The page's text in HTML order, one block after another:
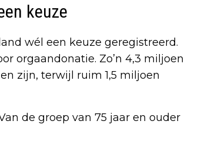
keuze
wél een keuze geregistreerd.
orgaandonatie. Zo’n 4,3 miljoen
zijn, terwijl ruim 1,5 miljoen
de groep van 75 jaar en ouder